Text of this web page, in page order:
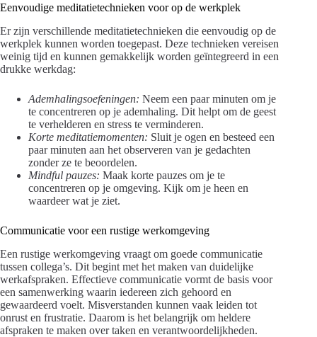
Eenvoudige meditatietechnieken voor op de werkplek
Er zijn verschillende meditatietechnieken die eenvoudig op de
werkplek kunnen worden toegepast. Deze technieken vereisen
weinig tijd en kunnen gemakkelijk worden geïntegreerd in een
drukke werkdag:
Ademhalingsoefeningen: Neem een paar minuten om je
te concentreren op je ademhaling. Dit helpt om de geest
te verhelderen en stress te verminderen.
Korte meditatiemomenten: Sluit je ogen en besteed een
paar minuten aan het observeren van je gedachten
zonder ze te beoordelen.
Mindful pauzes: Maak korte pauzes om je te
concentreren op je omgeving. Kijk om je heen en
waardeer wat je ziet.
Communicatie voor een rustige werkomgeving
Een rustige werkomgeving vraagt om goede communicatie
tussen collega’s. Dit begint met het maken van duidelijke
werkafspraken. Effectieve communicatie vormt de basis voor
een samenwerking waarin iedereen zich gehoord en
gewaardeerd voelt. Misverstanden kunnen vaak leiden tot
onrust en frustratie. Daarom is het belangrijk om heldere
afspraken te maken over taken en verantwoordelijkheden.